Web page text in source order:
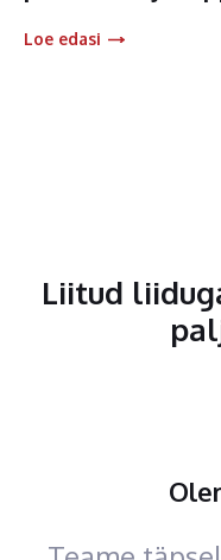
Loe edasi
Liitud